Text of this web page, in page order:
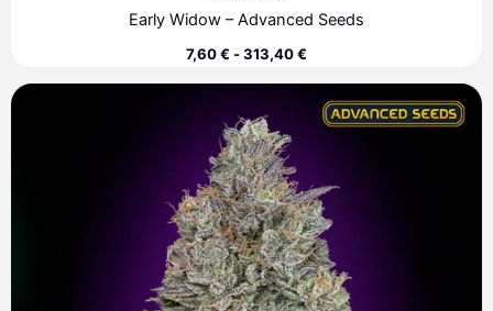
Early Widow – Advanced Seeds
7,60€-313,40€
de
precios:
hasta
313,40 €